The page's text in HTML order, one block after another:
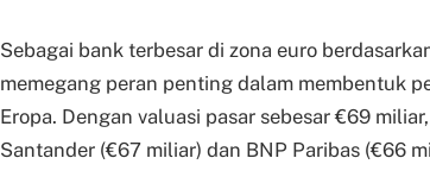
Sebagai bank terbesar di zona euro
memegang peran penting dalam membentuk
Eropa. Dengan valuasi pasar sebesar €69
Santander (€67 miliar) dan BNP Paribas (€66